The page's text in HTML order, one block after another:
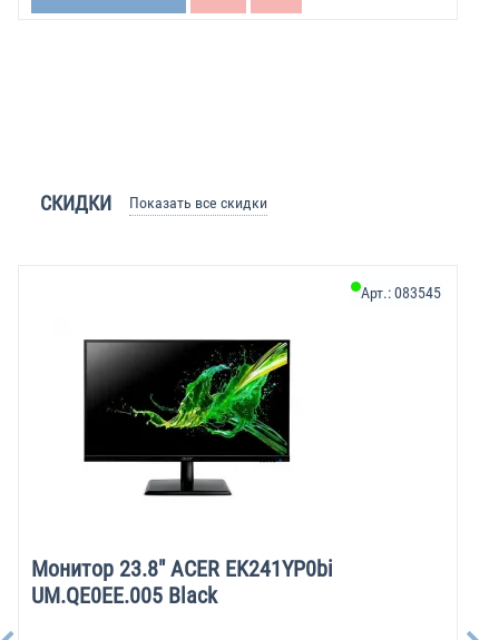
СКИДКИ Показать все скидки
Монитор 23.8" ACER EK241YP0bi
UM.QE0EE.005 Black
Арт.:083545